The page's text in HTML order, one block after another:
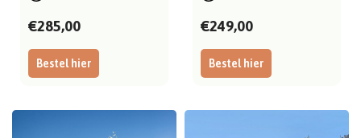
Bestel hier
€285,00
Bestel hier
€249,00